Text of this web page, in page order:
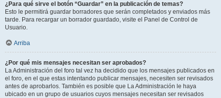
¿Para qué sirve el botón “Guardar” en la publicación de temas?
Esto le permitirá guardar borradores que serán completados y enviados más
tarde. Para recargar un borrador guardado, visite el Panel de Control de
Usuario.
Arriba
¿Por qué mis mensajes necesitan ser aprobados?
La Administración del foro tal vez ha decidido que los mensajes publicados en
el foro, en el que estas intentando publicar mensajes, necesiten ser revisados
antes de aprobarlos. También es posible que La Administración le haya
ubicado en un grupo de usuarios cuyos mensajes necesitan ser revisados